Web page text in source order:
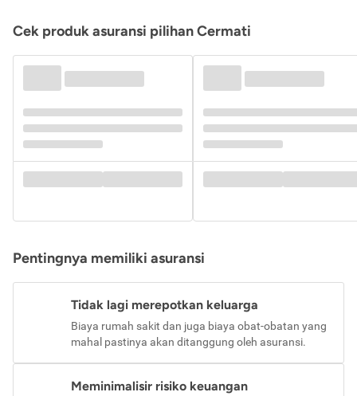
Cek produk asuransi pilihan Cermati
Pentingnya memiliki asuransi
Tidak lagi merepotkan keluarga
Biaya rumah sakit dan juga biaya obat-obatan yang
mahal pastinya akan ditanggung oleh asuransi.
Meminimalisir risiko keuangan